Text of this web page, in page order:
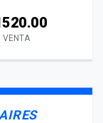
VENTA